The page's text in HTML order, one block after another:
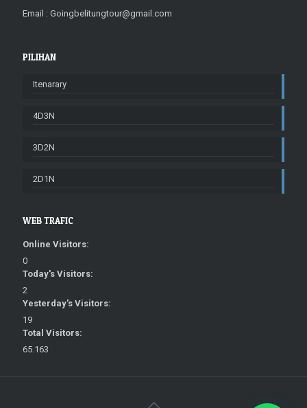
Email : Goingbelitungtour@gmail.com
PILIHAN
Itenarary
4D3N
3D2N
2D1N
WEB TRAFIC
Online Visitors:
0
Today's Visitors:
2
Yesterday's Visitors:
19
Total Visitors:
65.163